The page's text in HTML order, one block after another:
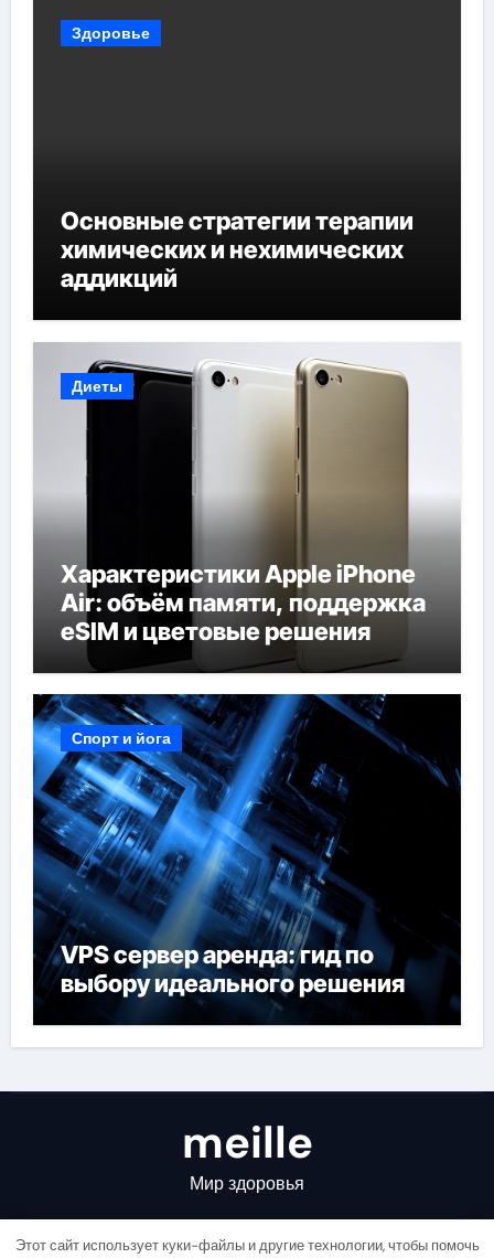
Здоровье
Основные стратегии терапии
химических и нехимических
аддикций
Диеты
Характеристики Apple iPhone
Air: объём памяти, поддержка
eSIM и цветовые решения
Спорт и йога
VPS сервер аренда: гид по
выбору идеального решения
meille
Мир здоровья
Этот сайт использует куки-файлы и другие технологии, чтобы помочь